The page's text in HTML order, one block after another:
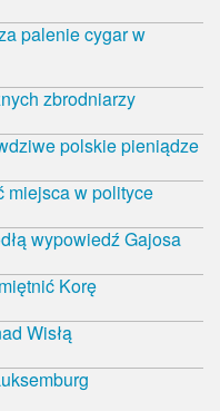
palenie cygar w
zbrodniarzy
polskie pieniądze
miejsca w polityce
wypowiedź Gajosa
Korę
Wisłą